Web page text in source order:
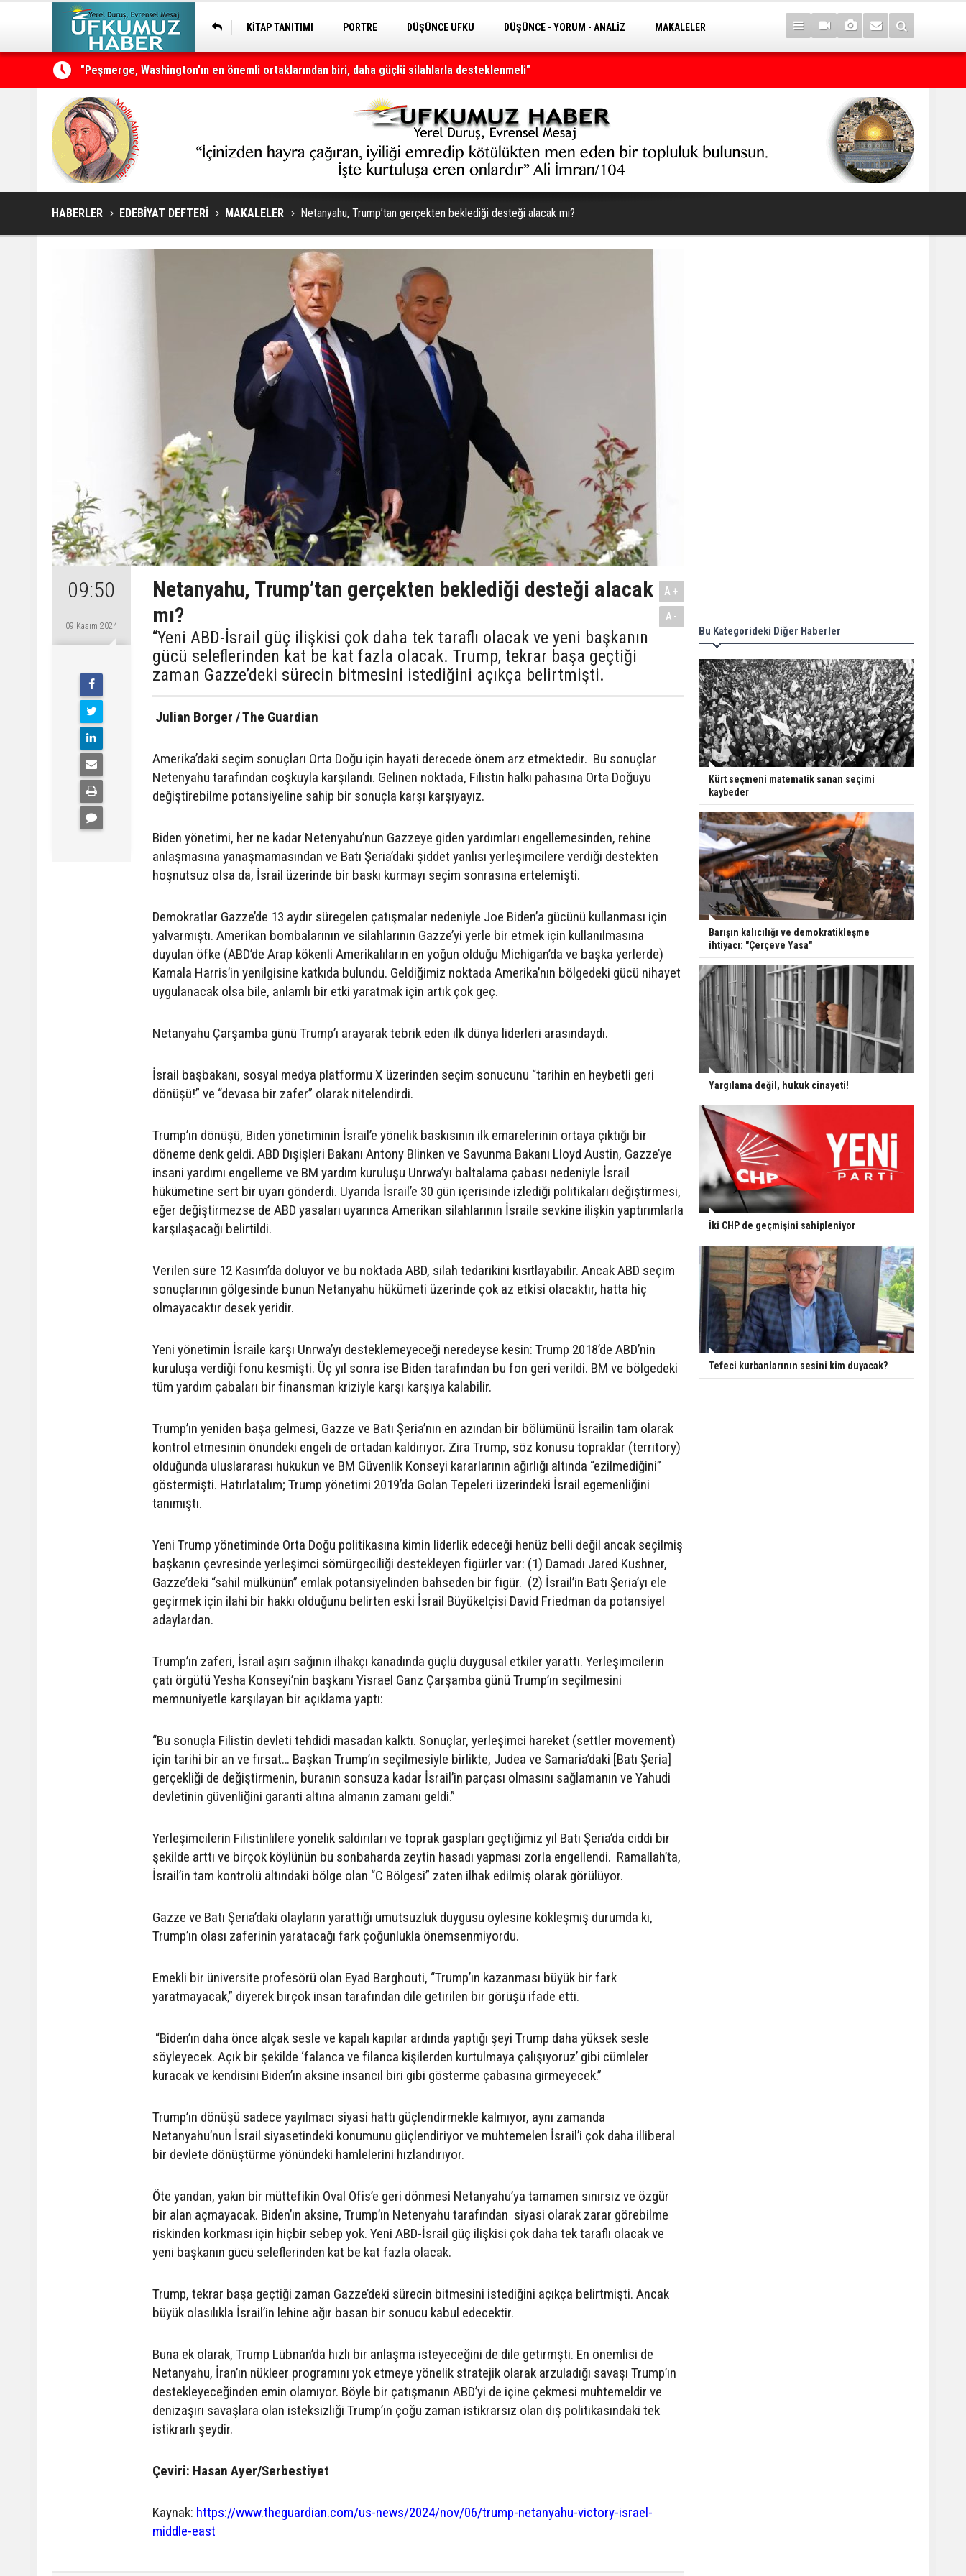
KİTAP TANITIMI PORTRE DÜŞÜNCE UFKU DÜŞÜNCE - YORUM - ANALİZ MAKALELER
"Peşmerge, Washington'ın en önemli ortaklarından biri, daha güçlü silahlarla desteklenmeli"
Neçirvan Barzani: Kürdistan herkesin ortak vatanı olmaya devam edecek
HABERLER EDEBİYAT DEFTERİ MAKALELER Netanyahu, Trump’tan gerçekten beklediği desteği alacak mı?
09:50
09 Kasım 2024
Netanyahu, Trump’tan gerçekten beklediği desteği alacak
mı?
“Yeni ABD-İsrail güç ilişkisi çok daha tek taraflı olacak ve yeni başkanın
gücü seleflerinden kat be kat fazla olacak. Trump, tekrar başa geçtiği
zaman Gazze’deki sürecin bitmesini istediğini açıkça belirtmişti.
A+
A-
Julian Borger / The Guardian
Amerika’daki seçim sonuçları Orta Doğu için hayati derecede önem arz etmektedir. Bu sonuçlar
Netenyahu tarafından coşkuyla karşılandı. Gelinen noktada, Filistin halkı pahasına Orta Doğuyu
değiştirebilme potansiyeline sahip bir sonuçla karşı karşıyayız.
Biden yönetimi, her ne kadar Netenyahu’nun Gazzeye giden yardımları engellemesinden, rehine
anlaşmasına yanaşmamasından ve Batı Şeria’daki şiddet yanlısı yerleşimcilere verdiği destekten
hoşnutsuz olsa da, İsrail üzerinde bir baskı kurmayı seçim sonrasına ertelemişti.
Demokratlar Gazze’de 13 aydır süregelen çatışmalar nedeniyle Joe Biden’a gücünü kullanması için
yalvarmıştı. Amerikan bombalarının ve silahlarının Gazze’yi yerle bir etmek için kullanılmasına
duyulan öfke (ABD’de Arap kökenli Amerikalıların en yoğun olduğu Michigan’da ve başka yerlerde)
Kamala Harris’in yenilgisine katkıda bulundu. Geldiğimiz noktada Amerika’nın bölgedeki gücü nihayet
uygulanacak olsa bile, anlamlı bir etki yaratmak için artık çok geç.
Netanyahu Çarşamba günü Trump’ı arayarak tebrik eden ilk dünya liderleri arasındaydı.
İsrail başbakanı, sosyal medya platformu X üzerinden seçim sonucunu “tarihin en heybetli geri
dönüşü!” ve “devasa bir zafer” olarak nitelendirdi.
Trump’ın dönüşü, Biden yönetiminin İsrail’e yönelik baskısının ilk emarelerinin ortaya çıktığı bir
döneme denk geldi. ABD Dışişleri Bakanı Antony Blinken ve Savunma Bakanı Lloyd Austin, Gazze’ye
insani yardımı engelleme ve BM yardım kuruluşu Unrwa’yı baltalama çabası nedeniyle İsrail
hükümetine sert bir uyarı gönderdi. Uyarıda İsrail’e 30 gün içerisinde izlediği politikaları değiştirmesi,
eğer değiştirmezse de ABD yasaları uyarınca Amerikan silahlarının İsraile sevkine ilişkin yaptırımlarla
karşılaşacağı belirtildi.
Verilen süre 12 Kasım’da doluyor ve bu noktada ABD, silah tedarikini kısıtlayabilir. Ancak ABD seçim
sonuçlarının gölgesinde bunun Netanyahu hükümeti üzerinde çok az etkisi olacaktır, hatta hiç
olmayacaktır desek yeridir.
Yeni yönetimin İsraile karşı Unrwa’yı desteklemeyeceği neredeyse kesin: Trump 2018’de ABD’nin
kuruluşa verdiği fonu kesmişti. Üç yıl sonra ise Biden tarafından bu fon geri verildi. BM ve bölgedeki
tüm yardım çabaları bir finansman kriziyle karşı karşıya kalabilir.
Trump’ın yeniden başa gelmesi, Gazze ve Batı Şeria’nın en azından bir bölümünü İsrailin tam olarak
kontrol etmesinin önündeki engeli de ortadan kaldırıyor. Zira Trump, söz konusu topraklar (territory)
olduğunda uluslararası hukukun ve BM Güvenlik Konseyi kararlarının ağırlığı altında “ezilmediğini”
göstermişti. Hatırlatalım; Trump yönetimi 2019’da Golan Tepeleri üzerindeki İsrail egemenliğini
tanımıştı.
Yeni Trump yönetiminde Orta Doğu politikasına kimin liderlik edeceği henüz belli değil ancak seçilmiş
başkanın çevresinde yerleşimci sömürgeciliği destekleyen figürler var: (1) Damadı Jared Kushner,
Gazze’deki “sahil mülkünün” emlak potansiyelinden bahseden bir figür. (2) İsrail’in Batı Şeria’yı ele
geçirmek için ilahi bir hakkı olduğunu belirten eski İsrail Büyükelçisi David Friedman da potansiyel
adaylardan.
Trump’ın zaferi, İsrail aşırı sağının ilhakçı kanadında güçlü duygusal etkiler yarattı. Yerleşimcilerin
çatı örgütü Yesha Konseyi’nin başkanı Yisrael Ganz Çarşamba günü Trump’ın seçilmesini
memnuniyetle karşılayan bir açıklama yaptı:
“Bu sonuçla Filistin devleti tehdidi masadan kalktı. Sonuçlar, yerleşimci hareket (settler movement)
için tarihi bir an ve fırsat… Başkan Trump’ın seçilmesiyle birlikte, Judea ve Samaria’daki [Batı Şeria]
gerçekliği de değiştirmenin, buranın sonsuza kadar İsrail’in parçası olmasını sağlamanın ve Yahudi
devletinin güvenliğini garanti altına almanın zamanı geldi.”
Yerleşimcilerin Filistinlilere yönelik saldırıları ve toprak gaspları geçtiğimiz yıl Batı Şeria’da ciddi bir
şekilde arttı ve birçok köylünün bu sonbaharda zeytin hasadı yapması zorla engellendi. Ramallah’ta,
İsrail’in tam kontrolü altındaki bölge olan “C Bölgesi” zaten ilhak edilmiş olarak görülüyor.
Gazze ve Batı Şeria’daki olayların yarattığı umutsuzluk duygusu öylesine kökleşmiş durumda ki,
Trump’ın olası zaferinin yaratacağı fark çoğunlukla önemsenmiyordu.
Emekli bir üniversite profesörü olan Eyad Barghouti, “Trump’ın kazanması büyük bir fark
yaratmayacak,” diyerek birçok insan tarafından dile getirilen bir görüşü ifade etti.
“Biden’ın daha önce alçak sesle ve kapalı kapılar ardında yaptığı şeyi Trump daha yüksek sesle
söyleyecek. Açık bir şekilde ‘falanca ve filanca kişilerden kurtulmaya çalışıyoruz’ gibi cümleler
kuracak ve kendisini Biden’ın aksine insancıl biri gibi gösterme çabasına girmeyecek.”
Trump’ın dönüşü sadece yayılmacı siyasi hattı güçlendirmekle kalmıyor, aynı zamanda
Netanyahu’nun İsrail siyasetindeki konumunu güçlendiriyor ve muhtemelen İsrail’i çok daha illiberal
bir devlete dönüştürme yönündeki hamlelerini hızlandırıyor.
Öte yandan, yakın bir müttefikin Oval Ofis’e geri dönmesi Netanyahu’ya tamamen sınırsız ve özgür
bir alan açmayacak. Biden’ın aksine, Trump’ın Netenyahu tarafından siyasi olarak zarar görebilme
riskinden korkması için hiçbir sebep yok. Yeni ABD-İsrail güç ilişkisi çok daha tek taraflı olacak ve
yeni başkanın gücü seleflerinden kat be kat fazla olacak.
Trump, tekrar başa geçtiği zaman Gazze’deki sürecin bitmesini istediğini açıkça belirtmişti. Ancak
büyük olasılıkla İsrail’in lehine ağır basan bir sonucu kabul edecektir.
Buna ek olarak, Trump Lübnan’da hızlı bir anlaşma isteyeceğini de dile getirmşti. En önemlisi de
Netanyahu, İran’ın nükleer programını yok etmeye yönelik stratejik olarak arzuladığı savaşı Trump’ın
destekleyeceğinden emin olamıyor. Böyle bir çatışmanın ABD’yi de içine çekmesi muhtemeldir ve
denizaşırı savaşlara olan isteksizliği Trump’ın çoğu zaman istikrarsız olan dış politikasındaki tek
istikrarlı şeydir.
Çeviri: Hasan Ayer/Serbestiyet
Kaynak: https://www.theguardian.com/us-news/2024/nov/06/trump-netanyahu-victory-israel-
middle-east
Bu Kategorideki Diğer Haberler
Kürt seçmeni matematik sanan seçimi
kaybeder
Barışın kalıcılığı ve demokratikleşme
ihtiyacı: "Çerçeve Yasa"
Yargılama değil, hukuk cinayeti!
İki CHP de geçmişini sahipleniyor
Tefeci kurbanlarının sesini kim duyacak?